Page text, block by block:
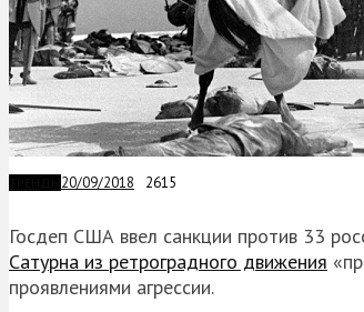
20/09/2018 2615
Госдеп США ввел санкции против 33
Сатурна из ретроградного движения
проявлениями агрессии.